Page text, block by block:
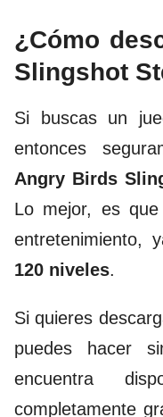
¿Cómo
Slingshot
Si buscas un
entonces
Angry Birds
Lo mejor, es
entretenimiento,
120 niveles.
Si quieres
puedes hacer
encuentra
completamente